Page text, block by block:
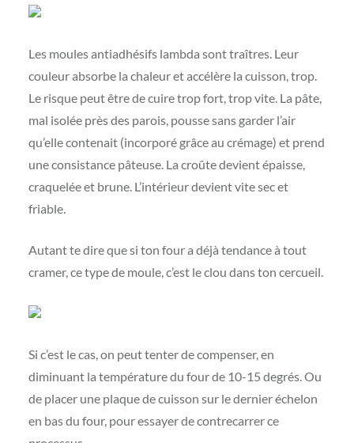
Les moules antiadhésifs lambda sont traîtres. Leur
couleur absorbe la chaleur et accélère la cuisson, trop.
Le risque peut être de cuire trop fort, trop vite. La pâte,
mal isolée près des parois, pousse sans garder l’air
qu’elle contenait (incorporé grâce au crémage) et prend
une consistance pâteuse. La croûte devient épaisse,
craquelée et brune. L’intérieur devient vite sec et
friable.
Autant te dire que si ton four a déjà tendance à tout
cramer, ce type de moule, c’est le clou dans ton cercueil.
Si c’est le cas, on peut tenter de compenser, en
diminuant la température du four de 10-15 degrés. Ou
de placer une plaque de cuisson sur le dernier échelon
en bas du four, pour essayer de contrecarrer ce